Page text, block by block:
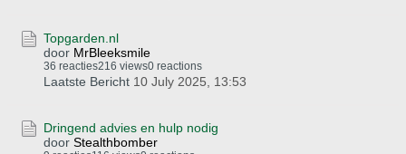
Topgarden.nl
door MrBleeksmile
36 reacties216 views0 reactions
Laatste Bericht 10 July 2025, 13:53
Dringend advies en hulp nodig
door Stealthbomber